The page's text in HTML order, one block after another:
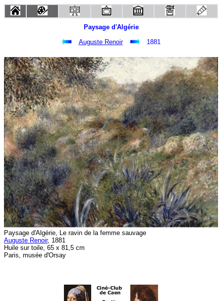
Paysage d'Algérie
Auguste Renoir
1881
Paysage d'Algérie, Le ravin de la femme sauvage
Auguste Renoir, 1881
Huile sur toile, 65 x 81,5 cm
Paris, musée d'Orsay